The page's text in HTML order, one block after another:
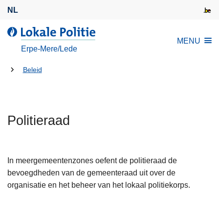
NL
d
o
e
l
i
Erpe-Mere/Lede
MENU
U
Beleid
Politieraad
In meergemeentenzones oefent de politieraad de
bevoegdheden van de gemeenteraad uit over de
organisatie en het beheer van het lokaal politiekorps.